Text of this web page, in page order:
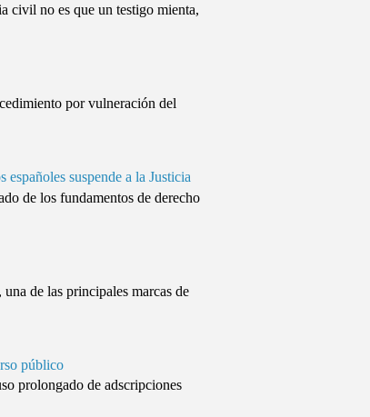
no es que un testigo mienta,
por vulneración del
suspende a la Justicia
de los fundamentos de derecho
de las principales marcas de
público
prolongado de adscripciones